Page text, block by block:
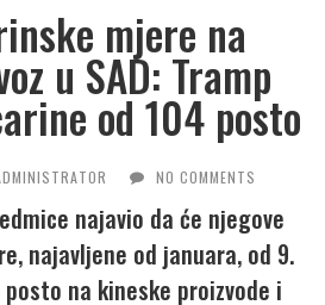
mjere na
u SAD: Tramp
od 104 posto
NO COMMENTS
najavio da će njegove
najavljene od januara, od 9.
na kineske proizvode i